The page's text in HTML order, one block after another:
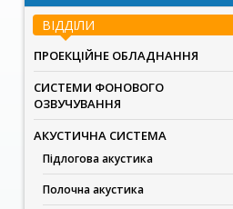
ВІДДІЛИ
ПРОЕКЦІЙНЕ ОБЛАДНАННЯ
СИСТЕМИ ФОНОВОГО
ОЗВУЧУВАННЯ
АКУСТИЧНА СИСТЕМА
Підлогова акустика
Полочна акустика